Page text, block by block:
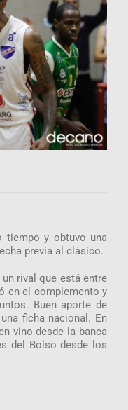
tiempo y obtuvo una
previa al clásico.
rival que está entre
en el complemento y
Buen aporte de
ficha nacional. En
vino desde la banca
del Bolso desde los